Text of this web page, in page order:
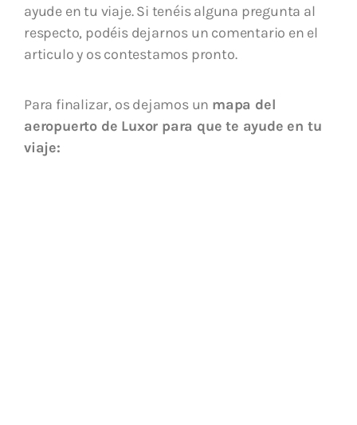
ayude en tu viaje. Si tenéis alguna pregunta al
respecto, podéis dejarnos un comentario en el
articulo y os contestamos pronto.
Para finalizar, os dejamos un mapa del
aeropuerto de Luxor para que te ayude en tu
viaje: